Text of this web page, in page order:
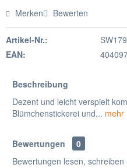
Merken Bewerten
Artikel-Nr.:
EAN:
Beschreibung
Dezent und leicht verspielt
Blümchenstickerei und... mehr
Bewertungen
0
Bewertungen lesen,